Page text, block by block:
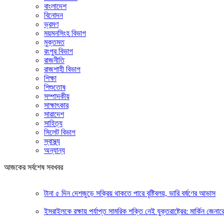
বাংলাদেশ
বিনোদন
ভ্রমণ
ময়মনসিংহ বিভাগ
মুক্তমত
রংপুর বিভাগ
রাজনীতি
রাজশাহী বিভাগ
শিক্ষা
শিশুতোষ
সম্পাদকীয়
সাক্ষাৎকার
সারাদেশ
সাহিত্য
সিলেট বিভাগ
স্বাস্থ্য
অন্যান্য
আজকের সর্বশেষ সবখবর
টানা ৫ দিন দেশজুড়ে সক্রিয় থাকতে পারে বৃষ্টিবলয়, ভারি বর্ষণের আভাস
ইসরাইলকে রক্ষায় পর্যাপ্ত সামরিক শক্তি নেই যুক্তরাষ্ট্রের: মার্কিন